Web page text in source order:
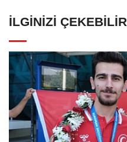
İLGINIZI ÇEKEBILIR